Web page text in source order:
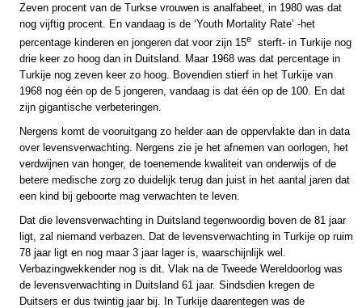
Zeven procent van de Turkse vrouwen is analfabeet, in 1980 was dat
nog vijftig procent. En vandaag is de ‘Youth Mortality Rate’ -het
percentage kinderen en jongeren dat voor zijn 15e
sterft- in Turkije nog
drie keer zo hoog dan in Duitsland. Maar 1968 was dat percentage in
Turkije nog zeven keer zo hoog. Bovendien stierf in het Turkije van
1968 nog één op de 5 jongeren, vandaag is dat één op de 100. En dat
zijn gigantische verbeteringen.
Nergens komt de vooruitgang zo helder aan de oppervlakte dan in data
over levensverwachting. Nergens zie je het afnemen van oorlogen, het
verdwijnen van honger, de toenemende kwaliteit van onderwijs of de
betere medische zorg zo duidelijk terug dan juist in het aantal jaren dat
een kind bij geboorte mag verwachten te leven.
Dat die levensverwachting in Duitsland tegenwoordig boven de 81 jaar
ligt, zal niemand verbazen. Dat de levensverwachting in Turkije op ruim
78 jaar ligt en nog maar 3 jaar lager is, waarschijnlijk wel.
Verbazingwekkender nog is dit. Vlak na de Tweede Wereldoorlog was
de levensverwachting in Duitsland 61 jaar. Sindsdien kregen de
Duitsers er dus twintig jaar bij. In Turkije daarentegen was de